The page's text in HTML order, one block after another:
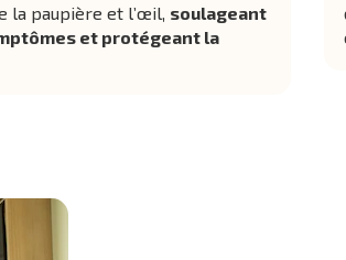
la paupière et l’œil, soulageant
et protégeant la